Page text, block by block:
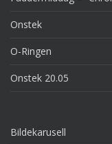
Onstek
O-Ringen
Onstek 20.05
Bildekarusell